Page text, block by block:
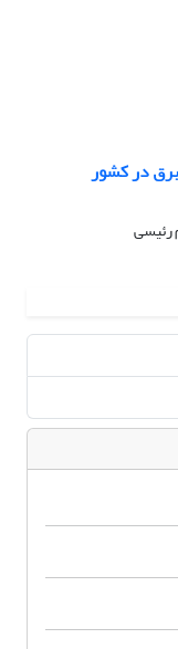
در کشور
رئیسی